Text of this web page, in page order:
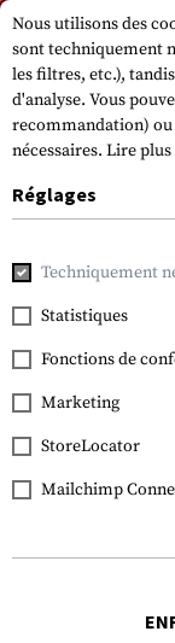
Veuillez noter que les
férié sur 15.08.2026.
Accueil
CRKT
M16-10KZ
Nous utilisons des
sont techniquement
les filtres, etc.),
d'analyse. Vous
recommandation)
nécessaires. Lire
Réglages
Techniquement
Statistiques
Fonctions de
Marketing
StoreLocator
Mailchimp